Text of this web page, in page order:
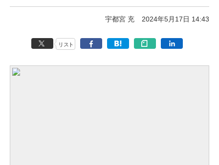
宇都宮 充 2024年5月17日 14:43
リスト